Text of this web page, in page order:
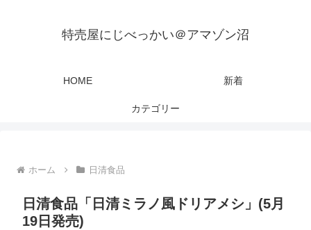
特売屋にじべっかい＠アマゾン沼
HOME 新着
カテゴリー
ホーム 日清食品
日清食品「日清ミラノ風ドリアメシ」(5月
19日発売)